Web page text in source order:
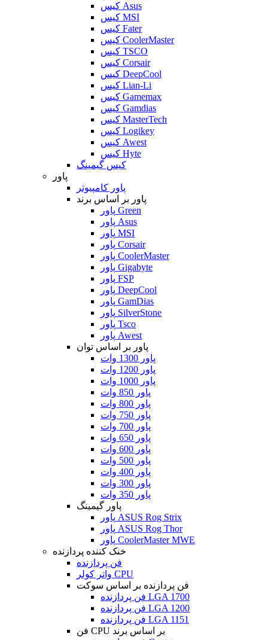
کیس Asus
کیس MSI
کیس Fater
کیس CoolerMaster
کیس TSCO
کیس Corsair
کیس DeepCool
کیس Lian-Li
کیس Gamemax
کیس Gamdias
کیس MasterTech
کیس Logikey
کیس Awest
کیس Hyte
کیس گیمینگ
پاور
پاور کامپیوتر
پاور بر اساس برند
پاور Green
پاور Asus
پاور MSI
پاور Corsair
پاور CoolerMaster
پاور Gigabyte
پاور FSP
پاور DeepCool
پاور GamDias
پاور SilverStone
پاور Tsco
پاور Awest
پاور بر اساس توان
پاور 1300 وات
پاور 1200 وات
پاور 1000 وات
پاور 850 وات
پاور 800 وات
پاور 750 وات
پاور 700 وات
پاور 650 وات
پاور 600 وات
پاور 500 وات
پاور 400 وات
پاور 300 وات
پاور 350 وات
پاور گیمینگ
پاور ASUS Rog Strix
پاور ASUS Rog Thor
پاور CoolerMaster MWE
خنک کننده پردازنده
فن پردازنده
واتر کولر CPU
فن پردازنده بر اساس سوکت
فن پردازنده LGA 1700
فن پردازنده LGA 1200
فن پردازنده LGA 1151
فن CPU بر اساس برند